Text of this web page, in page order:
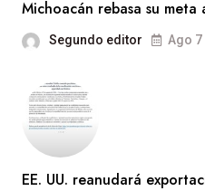
Michoacán rebasa su
Segundo editor Ago 7
EE. UU. reanudará